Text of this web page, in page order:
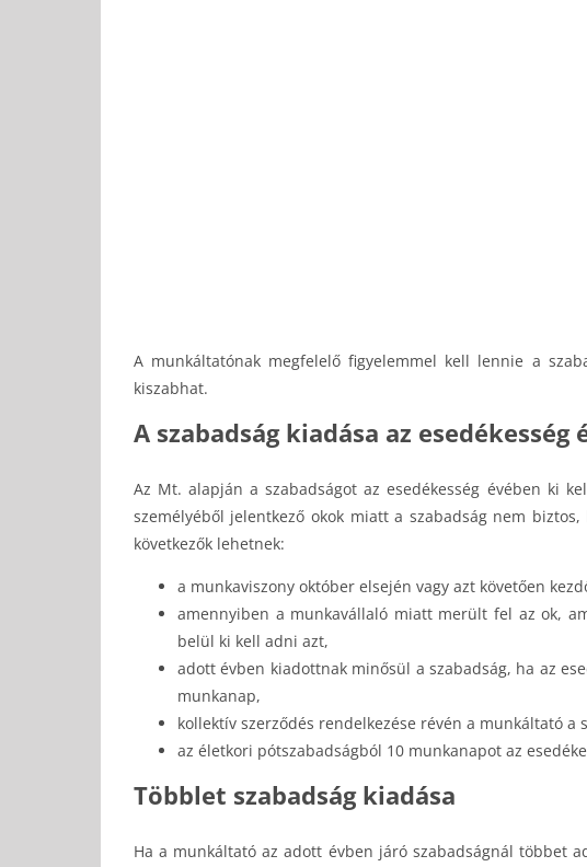
A munkáltatónak megfelelő figyelemmel kell lennie a
kiszabhat.
A szabadság kiadása az
Az Mt. alapján a szabadságot az esedékesség évében ki
személyéből jelentkező okok miatt a szabadság nem
következők lehetnek:
a munkaviszony október elsején vagy azt követően
amennyiben a munkavállaló miatt merült fel az ok,
belül ki kell adni azt,
adott évben kiadottnak minősül a szabadság, ha az
munkanap,
kollektív szerződés rendelkezése révén a munkáltató
az életkori pótszabadságból 10 munkanapot az
Többlet szabadság kiadása
Ha a munkáltató az adott évben járó szabadságnál többet